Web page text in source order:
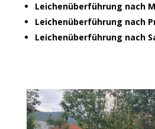
Leichenüberführung nach
Leichenüberführung nach
Leichenüberführung nach